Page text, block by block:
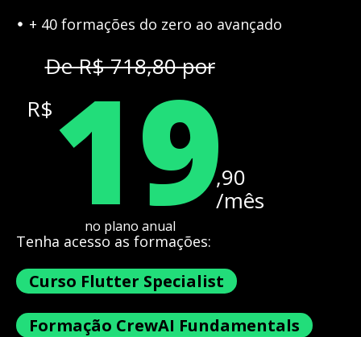
+ 40 formações do zero ao avançado
De R$ 718,80 por
R$ 19,90
/mês
no plano anual
Tenha acesso as formações:
Curso Flutter Specialist
Formação CrewAI Fundamentals